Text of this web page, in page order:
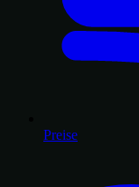
Preise